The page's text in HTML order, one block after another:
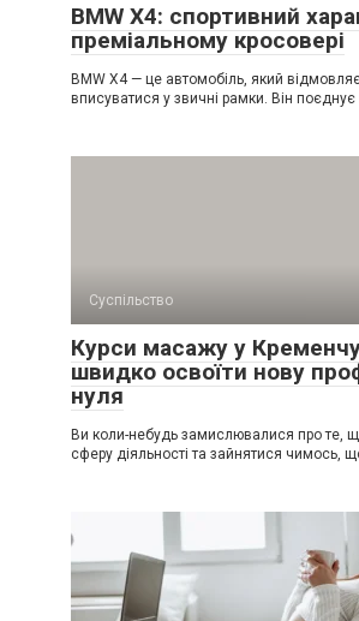
BMW X4: спортивний
преміальному кросовері
BMW X4 — це автомобіль, який
вписуватися у звичні рамки. Він поєднує
Суспільство
Курси масажу у
швидко освоїти нову
нуля
Ви коли-небудь замислювалися про те,
сферу діяльності та зайнятися чимось,